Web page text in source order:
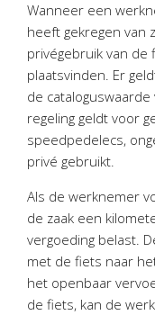
Startersbegeleiding
Tijdelijk financieel
Personeel &
Bedrijfseconomisch
Belastingadvies
Online boekhouden
Nieuws&
Nieuwsbrief
Nieuwsoverzicht
Handige links
Wanneer een
heeft gekregen van
privégebruik van de
plaatsvinden. Er
de
regeling geldt voor
speedpedelecs,
privé gebruikt.
Als de werknemer
de zaak een
vergoeding belast.
met de fiets naar
het openbaar
de fiets, kan de